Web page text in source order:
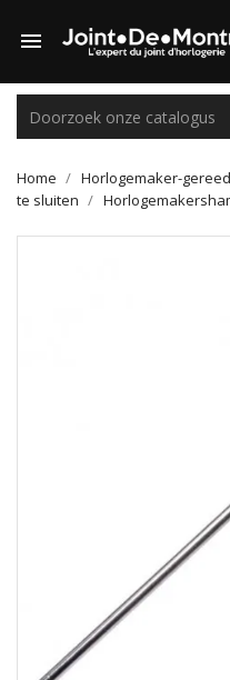

Home Horlogemaker-
te sluiten